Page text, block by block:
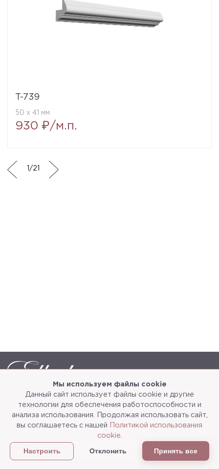
Мы используем файлы cookie
Данный сайт использует файлы cookie и другие
технологии для обеспечения работоспособности и
анализа использования. Продолжая использовать сайт,
вы соглашаетесь с нашей
Политикой использования
cookie
Настроить Отклонить Принять все
T-739
50 x 41 мм
930 ₽/м.п.
/21
Каталог О компании
3d-тур
Сотрудничество Доставка и упаковка
Политика конфиденциальности